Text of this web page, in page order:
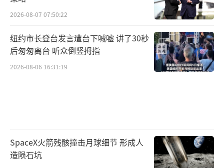
2026-08-07 07:50:22
纽约市长登台发言遭台下喊嘘 讲了30秒
后匆匆离台 听众倒竖拇指
2026-08-06 16:31:19
SpaceX火箭残骸撞击月球细节 形成人
造陨石坑